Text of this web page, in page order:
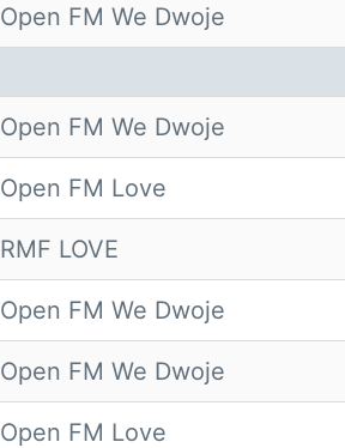
Open FM We Dwoje
Open FM We Dwoje
Open FM Love
RMF LOVE
Open FM We Dwoje
Open FM We Dwoje
Open FM Love